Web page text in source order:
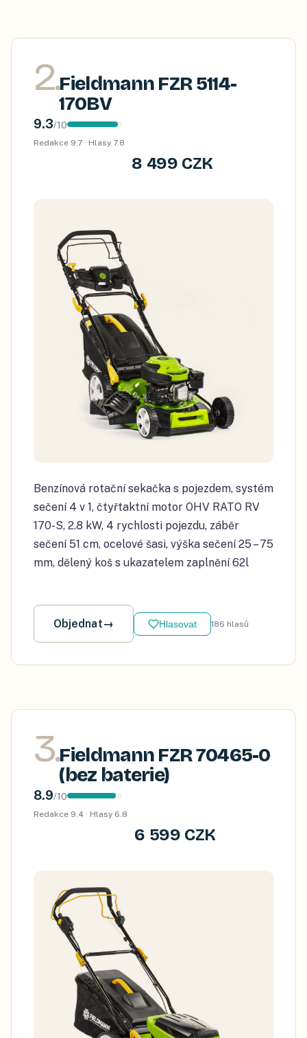
2.Fieldmann FZR 5114-
170BV
9.3/10
Redakce 9.7 · Hlasy 7.8
8 499 CZK
Benzínová rotační sekačka s pojezdem, systém
sečení 4 v 1, čtyřtaktní motor OHV RATO RV
170-S, 2.8 kW, 4 rychlosti pojezdu, záběr
sečení 51 cm, ocelové šasi, výška sečení 25 – 75
mm, dělený koš s ukazatelem zaplnění 62l
Objednat→ Hlasovat 186 hlasů
3.Fieldmann FZR 70465-0
(bez baterie)
8.9/10
Redakce 9.4 · Hlasy 6.8
6 599 CZK